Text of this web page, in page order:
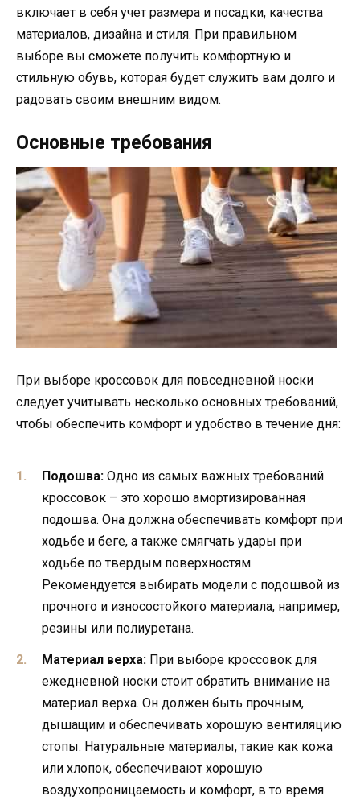
включает в себя учет размера и посадки, качества
материалов, дизайна и стиля. При правильном
выборе вы сможете получить комфортную и
стильную обувь, которая будет служить вам долго и
радовать своим внешним видом.
Основные требования
При выборе кроссовок для повседневной носки
следует учитывать несколько основных требований,
чтобы обеспечить комфорт и удобство в течение дня:
Подошва: Одно из самых важных требований
кроссовок – это хорошо амортизированная
подошва. Она должна обеспечивать комфорт при
ходьбе и беге, а также смягчать удары при
ходьбе по твердым поверхностям.
Рекомендуется выбирать модели с подошвой из
прочного и износостойкого материала, например,
резины или полиуретана.
Материал верха: При выборе кроссовок для
ежедневной носки стоит обратить внимание на
материал верха. Он должен быть прочным,
дышащим и обеспечивать хорошую вентиляцию
стопы. Натуральные материалы, такие как кожа
или хлопок, обеспечивают хорошую
воздухопроницаемость и комфорт, в то время